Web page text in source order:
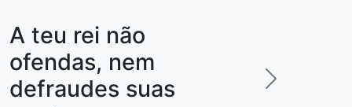
A teu rei não
ofendas, nem
defraudes suas